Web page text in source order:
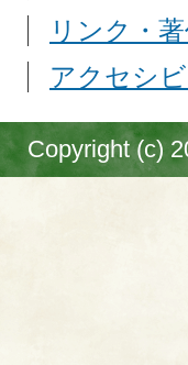
リンク・
アクセシ
Copyright (c)